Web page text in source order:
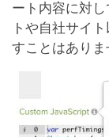
ート内容に対
トや自社サイ
すことはありま